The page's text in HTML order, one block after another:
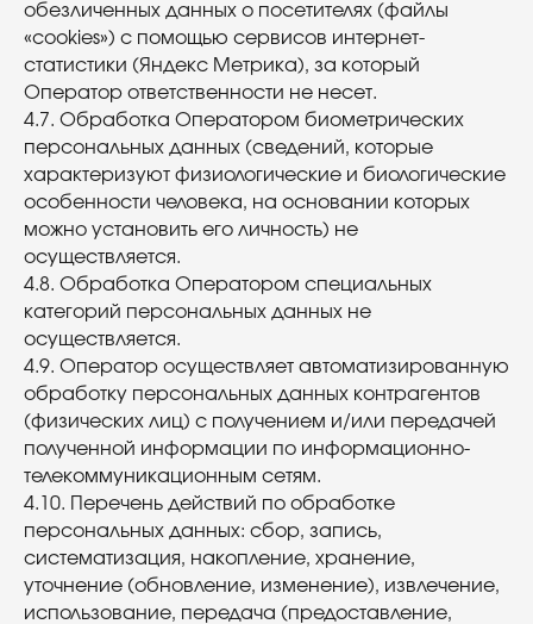
обезличенных данных о посетителях (файлы
«cookies») с помощью сервисов интернет-
статистики (Яндекс Метрика), за который
Оператор ответственности не несет.
4.7. Обработка Оператором биометрических
персональных данных (сведений, которые
характеризуют физиологические и биологические
особенности человека, на основании которых
можно установить его личность) не
осуществляется.
4.8. Обработка Оператором специальных
категорий персональных данных не
осуществляется.
4.9. Оператор осуществляет автоматизированную
обработку персональных данных контрагентов
(физических лиц) с получением и/или передачей
полученной информации по информационно-
телекоммуникационным сетям.
4.10. Перечень действий по обработке
персональных данных: сбор, запись,
систематизация, накопление, хранение,
уточнение (обновление, изменение), извлечение,
использование, передача (предоставление,